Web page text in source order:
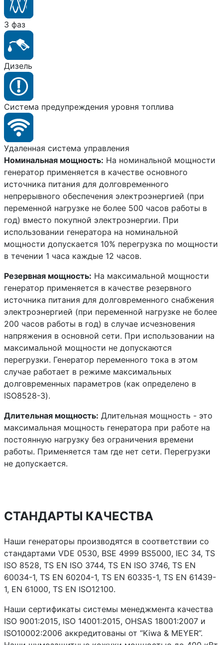
3 фаз
Дизель
Система предупреждения уровня топлива
Удаленная система управления
Номинальная мощность: На номинальной мощности
генератор применяется в качестве основного
источника питания для долговременного
непрерывного обеспечения электроэнергией (при
переменной нагрузке не более 500 часов работы в
год) вместо покупной электроэнергии. При
использовании генератора на номинальной
мощности допускается 10% перегрузка по мощности
в течении 1 часа каждые 12 часов.
Резервная мощность: На максимальной мощности
генератор применяется в качестве резервного
источника питания для долговременного снабжения
электроэнергией (при переменной нагрузке не более
200 часов работы в год) в случае исчезновения
напряжения в основной сети. При использовании на
максимальной мощности не допускаются
перегрузки. Генератор переменного тока в этом
случае работает в режиме максимальных
долговременных параметров (как определено в
ISO8528-3).
Длительная мощность: Длительная мощность - это
максимальная мощность генератора при работе на
постоянную нагрузку без ограничения времени
работы. Применяется там где нет сети. Перегрузки
не допускается.
СТАНДАРТЫ КАЧЕСТВА
Наши генераторы производятся в соответствии со
стандартами VDE 0530, BSE 4999 BS5000, IEC 34, TS
ISO 8528, TS EN ISO 3744, TS EN ISO 3746, TS EN
60034-1, TS EN 60204-1, TS EN 60335-1, TS EN 61439-
1, EN 61000, TS EN ISO12100.
Наши сертификаты системы менеджмента качества
ISO 9001:2015, ISO 14001:2015, OHSAS 18001:2007 и
ISO10002:2006 аккредитованы от “Kiwa & MEYER”.